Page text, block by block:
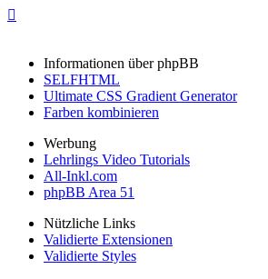
Informationen über phpBB
SELFHTML
Ultimate CSS Gradient Generator
Farben kombinieren
Werbung
Lehrlings Video Tutorials
All-Inkl.com
phpBB Area 51
Nützliche Links
Validierte Extensionen
Validierte Styles